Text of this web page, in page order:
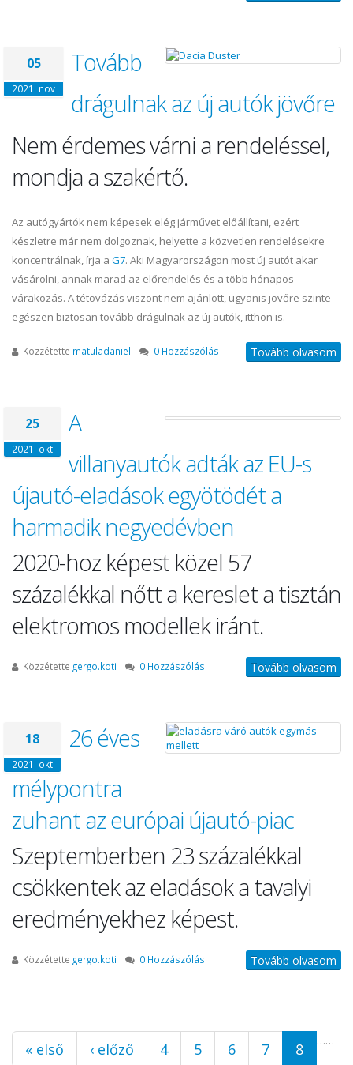
05
2021. nov
Tovább
drágulnak az új autók jövőre
Nem érdemes várni a rendeléssel,
mondja a szakértő.
Az autógyártók nem képesek elég járművet előállítani, ezért
készletre már nem dolgoznak, helyette a közvetlen rendelésekre
koncentrálnak, írja a G7. Aki Magyarországon most új autót akar
vásárolni, annak marad az előrendelés és a több hónapos
várakozás. A tétovázás viszont nem ajánlott, ugyanis jövőre szinte
egészen biztosan tovább drágulnak az új autók, itthon is.
Közzétette matuladaniel 0 Hozzászólás Tovább olvasom
25
2021. okt
A
villanyautók adták az EU-s
újautó-eladások egyötödét a
harmadik negyedévben
2020-hoz képest közel 57
százalékkal nőtt a kereslet a tisztán
elektromos modellek iránt.
Közzétette gergo.koti 0 Hozzászólás Tovább olvasom
18
2021. okt
26 éves
mélypontra
zuhant az európai újautó-piac
Szeptemberben 23 százalékkal
csökkentek az eladások a tavalyi
eredményekhez képest.
Közzétette gergo.koti 0 Hozzászólás Tovább olvasom
Oldalak
« első ‹ előző …
4 5 6 7
8
…